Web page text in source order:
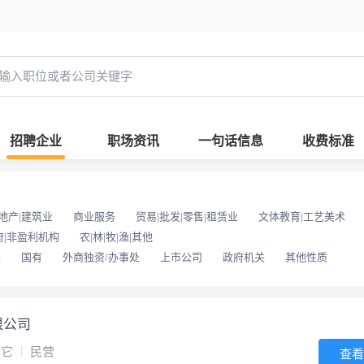
招聘企业 职场资讯 一句话信息 收费标准
产|建筑业 商业服务 贸易|批发|零售|租赁业 文体教育|工艺美术
|非盈利机构
农|林|牧|渔|其他
国有 外商独资/办事处 上市公司 政府机关 其他性质
司
民营 查